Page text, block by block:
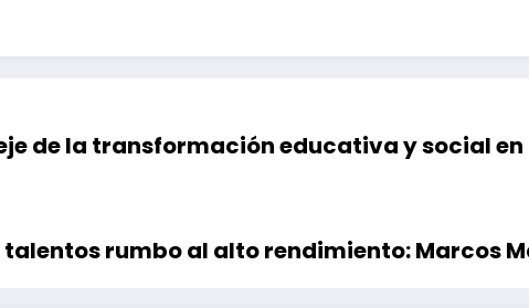
de la transformación educativa y social
rumbo al alto rendimiento: Marcos